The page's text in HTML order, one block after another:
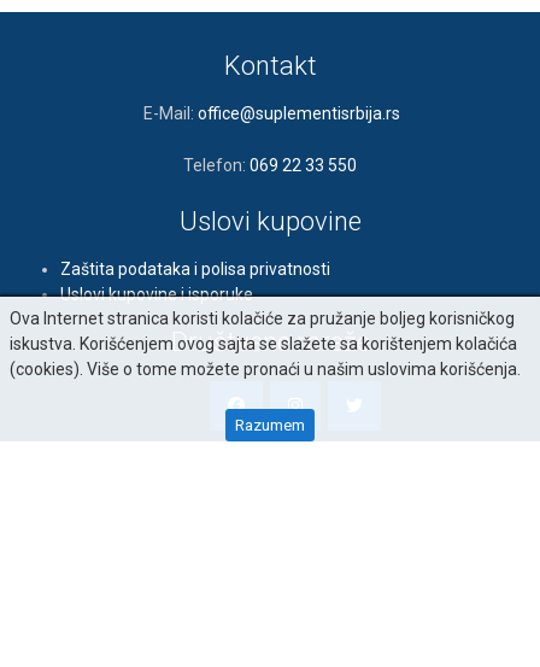
Kontakt
E-Mail: office@suplementisrbija.rs
Telefon: 069 22 33 550
Uslovi kupovine
Zaštita podataka i polisa privatnosti
Uslovi kupovine i isporuke
Društvene mreže
Ova Internet stranica koristi kolačiće za pružanje boljeg korisničkog
iskustva. Korišćenjem ovog sajta se slažete sa korištenjem kolačića
(cookies). Više o tome možete pronaći u našim uslovima korišćenja.
Razumem